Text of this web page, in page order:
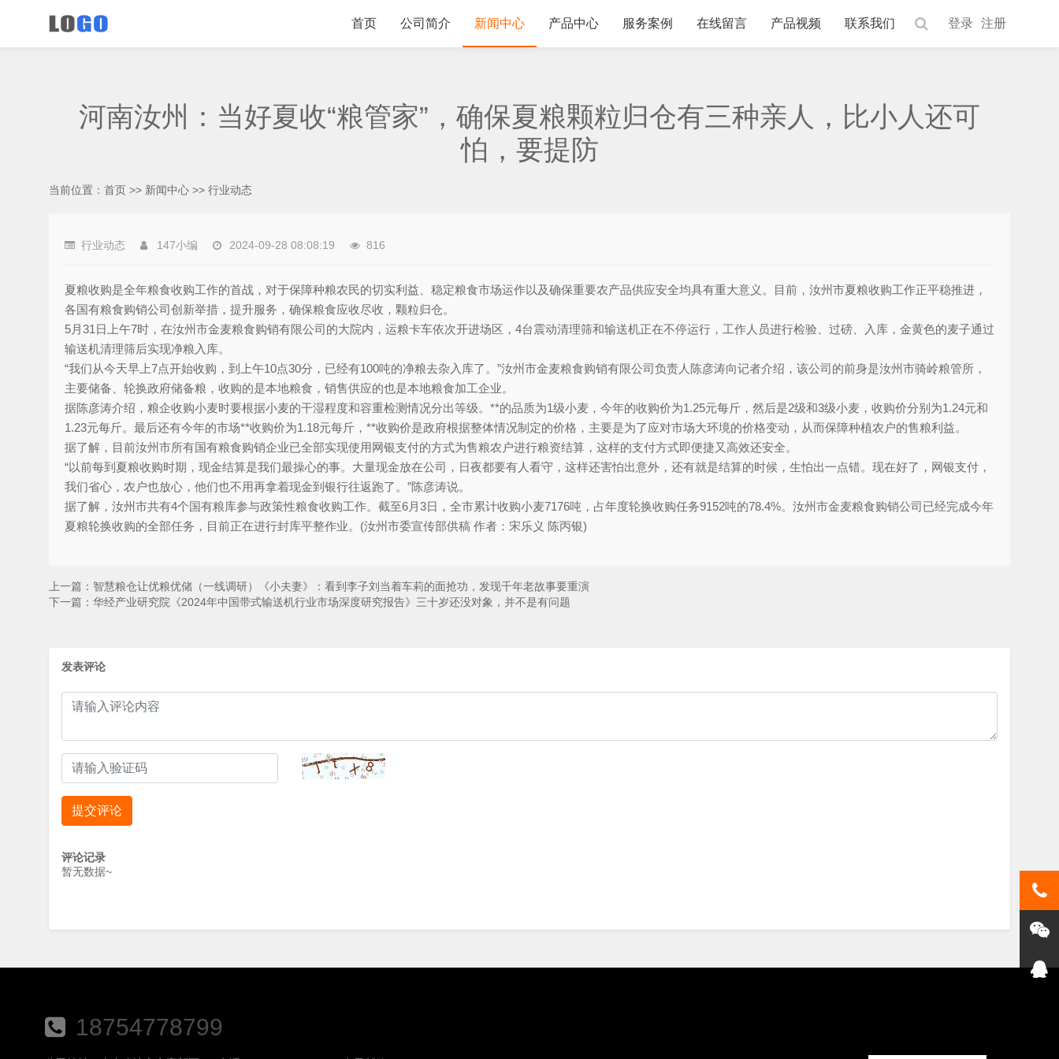
首页 公司简介 新闻中心 产品中心 服务案例 在线留言 产品视频 联系我们 登录 注册
河南汝州：当好夏收“粮管家”，确保夏粮颗粒归仓有三种亲人，比小人还可
怕，要提防
当前位置： 首页 >> 新闻中心 >> 行业动态
行业动态 147小编 2024-09-28 08:08:19 816
夏粮收购是全年粮食收购工作的首战，对于保障种粮农民的切实利益、稳定粮食市场运作以及确保重要农产品供应安全均具有重大意义。目前，汝州市夏粮收购工作正平稳推进，
各国有粮食购销公司创新举措，提升服务，确保粮食应收尽收，颗粒归仓。
5月31日上午7时，在汝州市金麦粮食购销有限公司的大院内，运粮卡车依次开进场区，4台震动清理筛和输送机正在不停运行，工作人员进行检验、过磅、入库，金黄色的麦子通过
输送机清理筛后实现净粮入库。
“我们从今天早上7点开始收购，到上午10点30分，已经有100吨的净粮去杂入库了。”汝州市金麦粮食购销有限公司负责人陈彦涛向记者介绍，该公司的前身是汝州市骑岭粮管所，
主要储备、轮换政府储备粮，收购的是本地粮食，销售供应的也是本地粮食加工企业。
据陈彦涛介绍，粮企收购小麦时要根据小麦的干湿程度和容重检测情况分出等级。**的品质为1级小麦，今年的收购价为1.25元每斤，然后是2级和3级小麦，收购价分别为1.24元和
1.23元每斤。最后还有今年的市场**收购价为1.18元每斤，**收购价是政府根据整体情况制定的价格，主要是为了应对市场大环境的价格变动，从而保障种植农户的售粮利益。
据了解，目前汝州市所有国有粮食购销企业已全部实现使用网银支付的方式为售粮农户进行粮资结算，这样的支付方式即便捷又高效还安全。
“以前每到夏粮收购时期，现金结算是我们最操心的事。大量现金放在公司，日夜都要有人看守，这样还害怕出意外，还有就是结算的时候，生怕出一点错。现在好了，网银支付，
我们省心，农户也放心，他们也不用再拿着现金到银行往返跑了。”陈彦涛说。
据了解，汝州市共有4个国有粮库参与政策性粮食收购工作。截至6月3日，全市累计收购小麦7176吨，占年度轮换收购任务9152吨的78.4%。汝州市金麦粮食购销公司已经完成今年
夏粮轮换收购的全部任务，目前正在进行封库平整作业。(汝州市委宣传部供稿 作者：宋乐义 陈丙银)
上一篇： 智慧粮仓让优粮优储（一线调研）《小夫妻》：看到李子刘当着车莉的面抢功，发现千年老故事要重演
下一篇： 华经产业研究院《2024年中国带式输送机行业市场深度研究报告》三十岁还没对象，并不是有问题
发表评论
提交评论
评论记录
暂无数据~
18754778799